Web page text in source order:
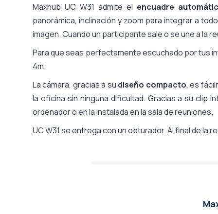
Pantalla incluida
Maxhub UC W31 admite el encuadre
panorámica, inclinación y zoom para integrar a
imagen. Cuando un participante sale o se une a la
Para que seas perfectamente escuchado por tus
4m.
La cámara, gracias a su diseño compacto, es
la oficina sin ninguna dificultad. Gracias a su clip
ordenador o en la instalada en la sala de reuniones.
UC W31 se entrega con un obturador. Al final de la